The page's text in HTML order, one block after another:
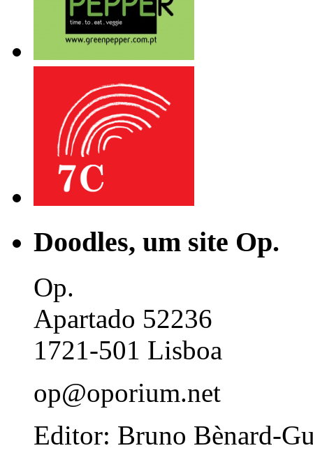
Doodles, um site Op.
Op.
Apartado 52236
1721-501 Lisboa
op@oporium.net
Editor: Bruno Bènard-